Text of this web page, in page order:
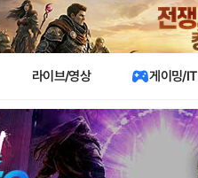
라이브/영상 게이밍/IT